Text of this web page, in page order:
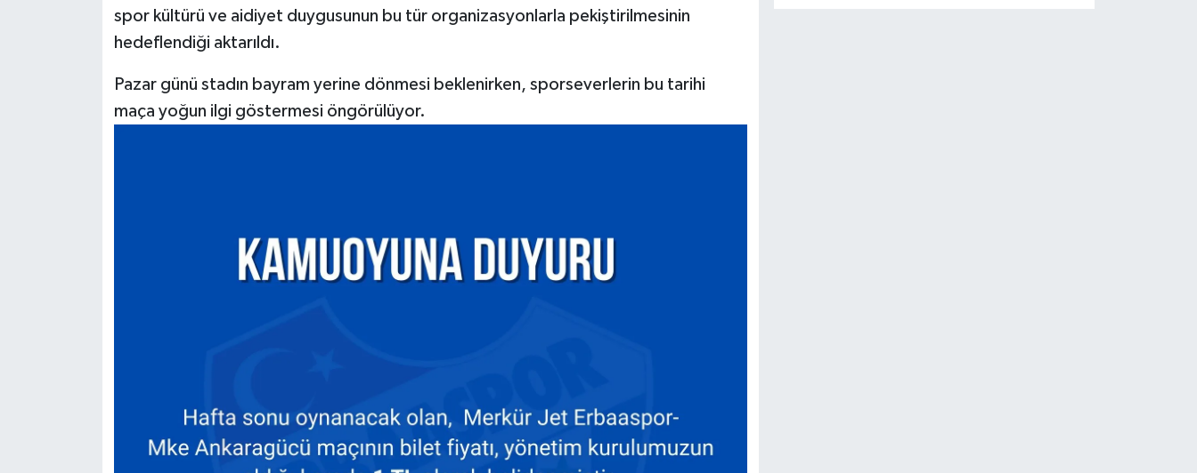
spor kültürü ve aidiyet duygusunun bu tür organizasyonlarla pekiştirilmesinin
hedeflendiği aktarıldı.
Pazar günü stadın bayram yerine dönmesi beklenirken, sporseverlerin bu tarihi
maça yoğun ilgi göstermesi öngörülüyor.